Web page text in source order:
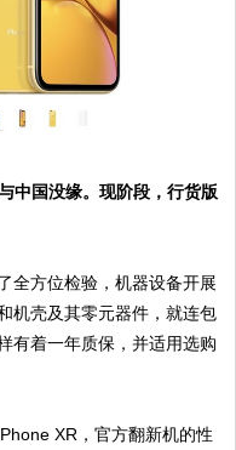
中国没缘。现阶段，行货版
全方位检验，机器设备开展
机壳及其零元器件，就连包
有着一年质保，并适用选购
XR，官方翻新机的性